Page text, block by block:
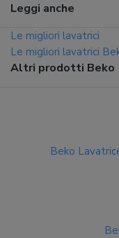
Leggi anche
Le migliori lavatrici
Le migliori lavatrici
Altri prodotti Beko
Beko